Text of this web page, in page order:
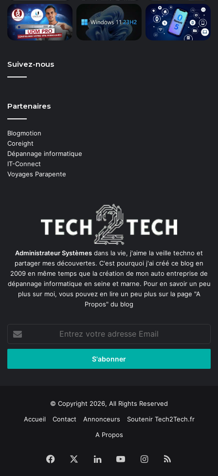
Suivez-nous
Partenaires
Blogmotion
Coreight
Dépannage informatique
IT-Connect
Voyages Parapente
Administrateur Systèmes dans la vie, j'aime la veille techno et
partager mes découvertes. C'est pourquoi j'ai créé ce blog en
2009 en même temps que la création de mon auto entreprise de
dépannage informatique en seine et marne. Pour en savoir un peu
plus sur moi, vous pouvez en lire un peu plus sur la page "A
Propos" du blog
votre
adresse
© Copyright 2026, All Rights Reserved
Accueil
Contact Annonceurs
Soutenir Tech2Tech.fr
A Propos
Facebook LinkedinYouTubeInstagram